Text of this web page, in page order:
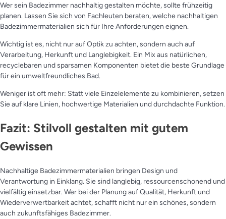
Wer sein Badezimmer nachhaltig gestalten möchte, sollte frühzeitig
planen. Lassen Sie sich von Fachleuten beraten, welche nachhaltigen
Badezimmermaterialien sich für Ihre Anforderungen eignen.
Wichtig ist es, nicht nur auf Optik zu achten, sondern auch auf
Verarbeitung, Herkunft und Langlebigkeit. Ein Mix aus natürlichen,
recyclebaren und sparsamen Komponenten bietet die beste Grundlage
für ein umweltfreundliches Bad.
Weniger ist oft mehr: Statt viele Einzelelemente zu kombinieren, setzen
Sie auf klare Linien, hochwertige Materialien und durchdachte Funktion.
Fazit: Stilvoll gestalten mit gutem
Gewissen
Nachhaltige Badezimmermaterialien bringen Design und
Verantwortung in Einklang. Sie sind langlebig, ressourcenschonend und
vielfältig einsetzbar. Wer bei der Planung auf Qualität, Herkunft und
Wiederverwertbarkeit achtet, schafft nicht nur ein schönes, sondern
auch zukunftsfähiges Badezimmer.